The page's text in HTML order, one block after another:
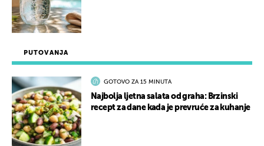
PUTOVANJA
GOTOVO ZA 15 MINUTA
Najbolja ljetna salata od graha: Brzinski
recept za dane kada je prevruće za kuhanje